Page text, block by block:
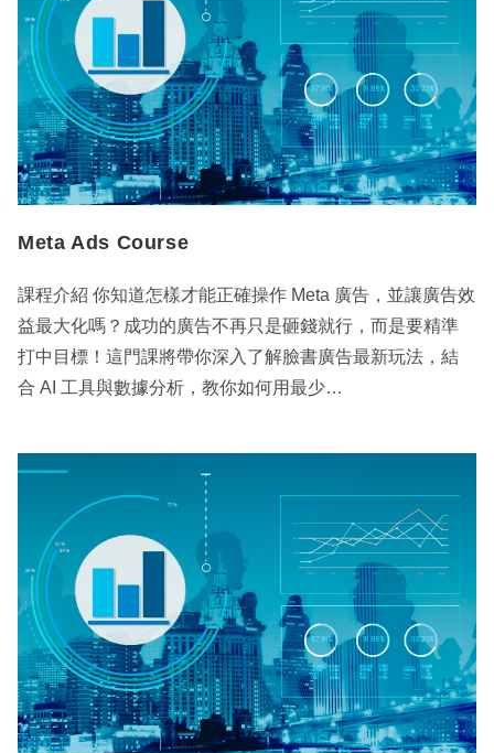
Meta Ads Course
課程介紹 你知道怎樣才能正確操作 Meta 廣告，並讓廣告效
益最大化嗎？成功的廣告不再只是砸錢就行，而是要精準
打中目標！這門課將帶你深入了解臉書廣告最新玩法，結
合 AI 工具與數據分析，教你如何用最少…